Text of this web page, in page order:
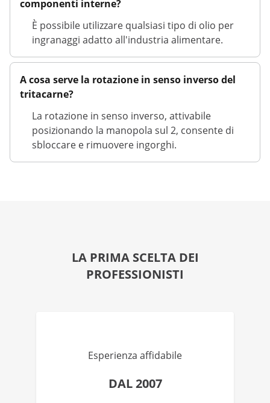
componenti interne?
È possibile utilizzare qualsiasi tipo di olio per
ingranaggi adatto all'industria alimentare.
A cosa serve la rotazione in senso inverso del
tritacarne?
La rotazione in senso inverso, attivabile
posizionando la manopola sul 2, consente di
sbloccare e rimuovere ingorghi.
LA PRIMA SCELTA DEI
PROFESSIONISTI
Esperienza affidabile
DAL 2007